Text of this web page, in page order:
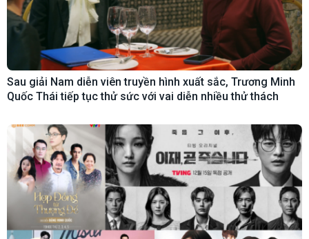
Sau giải Nam diễn viên truyền hình xuất sắc, Trương Minh
Quốc Thái tiếp tục thử sức với vai diễn nhiều thử thách